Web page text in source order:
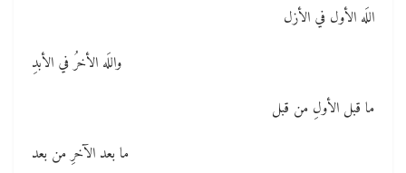
اللَه الأول في الأزل
واللَه الأخرُ في الأبدِ
ما قبل الأولِ من قبل
ما بعد الآخرِ من بعد